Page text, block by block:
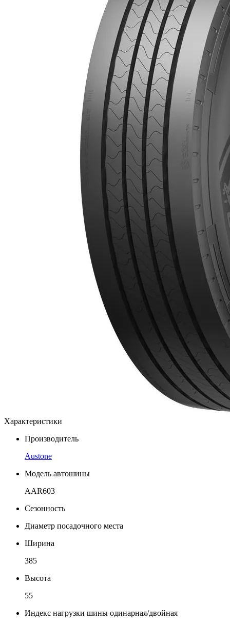
Характеристики
Производитель
Austone
Модель автошины
AAR603
Сезонность
Диаметр посадочного места
Ширина
385
Высота
55
Индекс нагрузки шины одинарная/двойная